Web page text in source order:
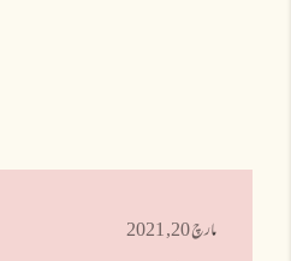
مارچ 20, 2021